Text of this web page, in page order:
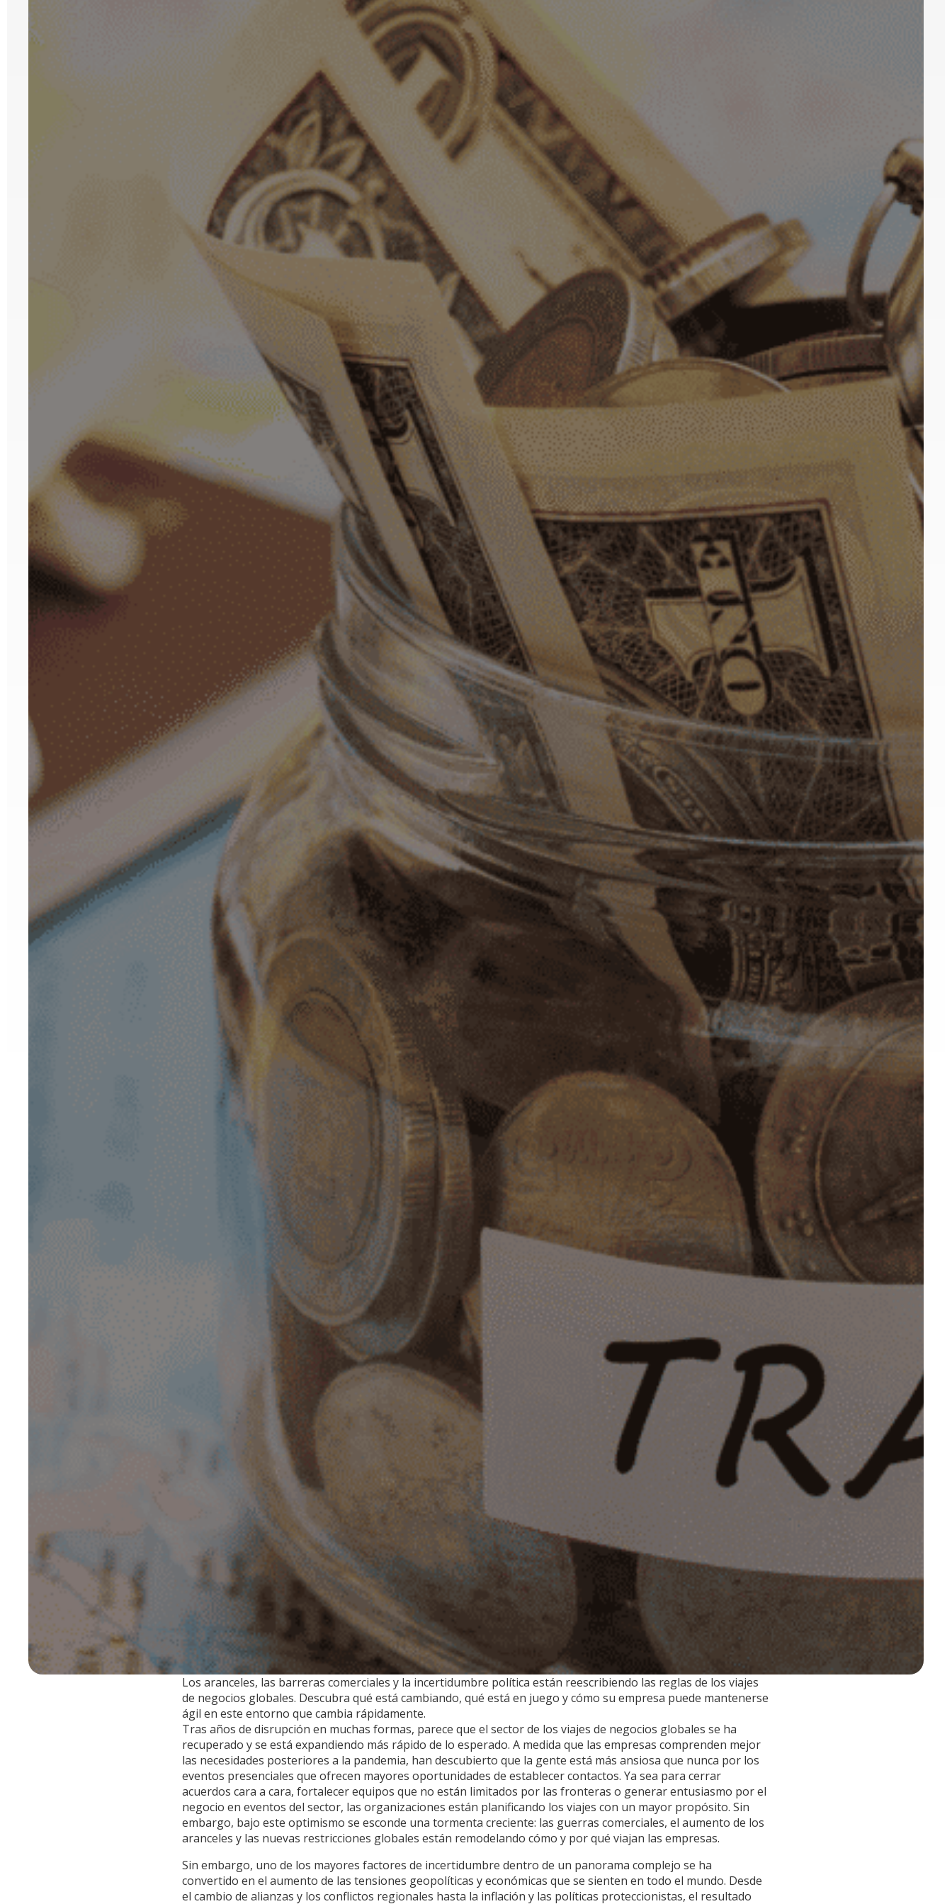
Los aranceles, las barreras comerciales y la incertidumbre política están reescribiendo las reglas de los viajes
de negocios globales. Descubra qué está cambiando, qué está en juego y cómo su empresa puede mantenerse
ágil en este entorno que cambia rápidamente.
Tras años de disrupción en muchas formas, parece que el sector de los viajes de negocios globales se ha
recuperado y se está expandiendo más rápido de lo esperado. A medida que las empresas comprenden mejor
las necesidades posteriores a la pandemia, han descubierto que la gente está más ansiosa que nunca por los
eventos presenciales que ofrecen mayores oportunidades de establecer contactos. Ya sea para cerrar
acuerdos cara a cara, fortalecer equipos que no están limitados por las fronteras o generar entusiasmo por el
negocio en eventos del sector, las organizaciones están planificando los viajes con un mayor propósito. Sin
embargo, bajo este optimismo se esconde una tormenta creciente: las guerras comerciales, el aumento de los
aranceles y las nuevas restricciones globales están remodelando cómo y por qué viajan las empresas.
Sin embargo, uno de los mayores factores de incertidumbre dentro de un panorama complejo se ha
convertido en el aumento de las tensiones geopolíticas y económicas que se sienten en todo el mundo. Desde
el cambio de alianzas y los conflictos regionales hasta la inflación y las políticas proteccionistas, el resultado